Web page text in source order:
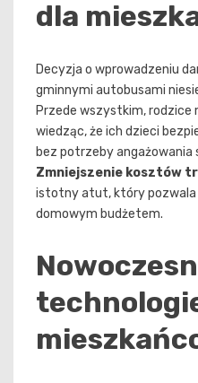
dla
Decyzja o wprowadzeniu
gminnymi autobusami
Przede wszystkim, rodzice
wiedząc, że ich dzieci
bez potrzeby angażowania
Zmniejszenie kosztów
istotny atut, który pozwala
domowym budżetem.